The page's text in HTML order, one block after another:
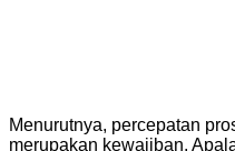
Menurutnya, percepatan
merupakan kewajiban.